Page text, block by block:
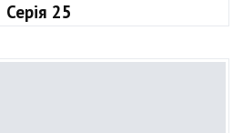
Серія 25